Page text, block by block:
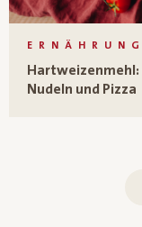
Nudeln und Pizza